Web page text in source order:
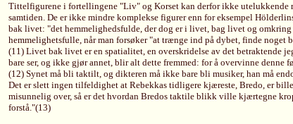
Tittelfigurene i fortellingene "Liv" og Korset kan derfor ikke utelukkende
samtiden. De er ikke mindre komplekse figurer enn for eksempel
bak livet: "det hemmelighedsfulde, der dog er i livet, bag livet og
hemmelighetsfulle, når man forsøker "at trænge ind på dybet, finde noget
(11) Livet bak livet er en spatialitet, en overskridelse av det betraktende
bare ser, og ikke gjør annet, blir alt dette fremmed: for å overvinne denne
(12) Synet må bli taktilt, og dikteren må ikke bare bli musiker, han må
Det er slett ingen tilfeldighet at Rebekkas tidligere kjæreste, Bredo, er
misunnelig over, så er det hvordan Bredos taktile blikk ville kjærtegne
forstå."(13)